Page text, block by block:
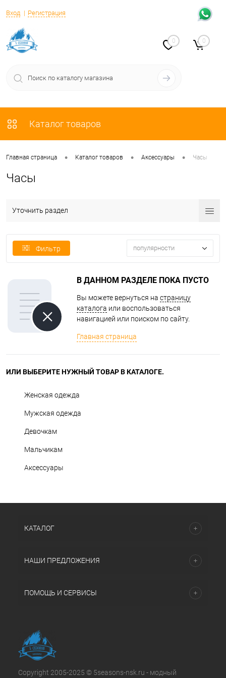
Вход Регистрация
0 0
Каталог товаров
Главная страница • Каталог товаров • Аксессуары • Часы
Часы
Уточнить раздел
Фильтр популярности
В ДАННОМ РАЗДЕЛЕ ПОКА ПУСТО
Вы можете вернуться на страницу
каталога или воспользоваться
навигацией или поиском по сайту.
Главная страница
ИЛИ ВЫБЕРИТЕ НУЖНЫЙ ТОВАР В КАТАЛОГЕ.
Женская одежда
Мужская одежда
Девочкам
Мальчикам
Аксессуары
КАТАЛОГ
НАШИ ПРЕДЛОЖЕНИЯ
ПОМОЩЬ И СЕРВИСЫ
Copyright 2005-2025 © 5seasons-nsk.ru - модный